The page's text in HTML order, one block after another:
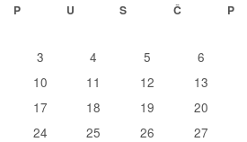
P
U S Č P
3
4 5 6
10
11 12 13
17
18 19 20
24
25 26 27